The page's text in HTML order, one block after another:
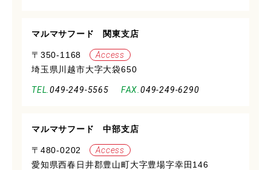
マルマサフード 関東支店
〒350-1168
Access
埼玉県川越市大字大袋650
049-249-5565 049-249-6290
マルマサフード 中部支店
〒480-0202
Access
愛知県西春日井郡豊山町大字豊場字幸田146